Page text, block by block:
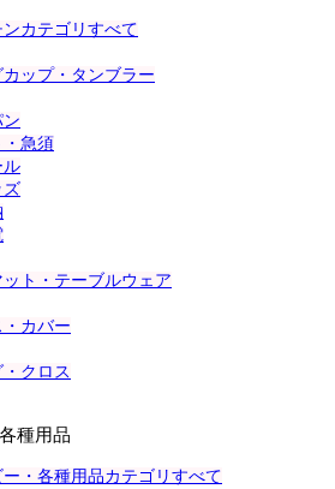
カテゴリすべて
ップ・タンブラー
・急須
ル
ズ
ト・テーブルウェア
カバー
クロス
種用品
・各種用品カテゴリすべて